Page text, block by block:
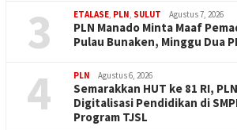
3 ETALASE, PLN, SULUT Agustus 7, 2026
PLN Manado Minta Maaf
Pulau Bunaken, Minggu Dua
4 PLN Agustus 6, 2026
Semarakkan HUT ke 81 RI,
Digitalisasi Pendidikan di
Program TJSL